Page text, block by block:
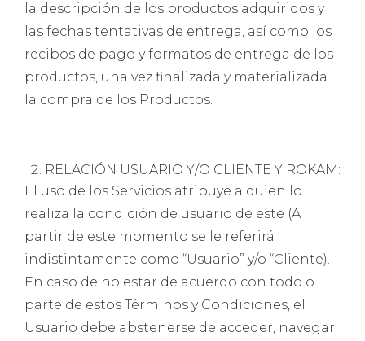
la descripción de los productos adquiridos y
las fechas tentativas de entrega, así como los
recibos de pago y formatos de entrega de los
productos, una vez finalizada y materializada
la compra de los Productos.
RELACIÓN USUARIO Y/O CLIENTE Y ROKAM:
El uso de los Servicios atribuye a quien lo
realiza la condición de usuario de este (A
partir de este momento se le referirá
indistintamente como “Usuario” y/o “Cliente).
En caso de no estar de acuerdo con todo o
parte de estos Términos y Condiciones, el
Usuario debe abstenerse de acceder, navegar